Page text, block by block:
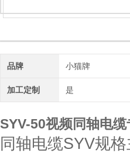
品牌 小猫牌
加工定制 是
SYV-50视频同轴电
同轴电缆SYV规